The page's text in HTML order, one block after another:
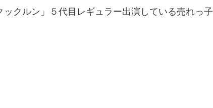
クルン」５代目レギュラー出演している売れっ子